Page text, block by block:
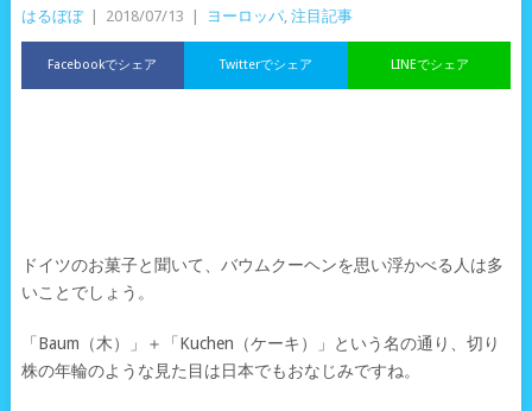
はるぼぼ 2018/07/13 ヨーロッパ, 注目記事
Facebookでシェア LINEでシェア
Twitterでシェア
ドイツのお菓子と聞いて、バウムクーヘンを思い浮かべる人は多
いことでしょう。
「Baum（木）」＋「Kuchen（ケーキ）」という名の通り、切り
株の年輪のような見た目は日本でもおなじみですね。